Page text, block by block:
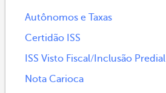
Autônomos e Taxas
Certidão ISS
ISS Visto Fiscal/Inclusão Predial
Nota Carioca